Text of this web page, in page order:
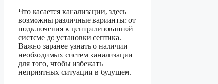
Что касается канализации, здесь
возможны различные варианты: от
подключения к централизованной
системе до установки септика.
Важно заранее узнать о наличии
необходимых систем канализации
для того, чтобы избежать
неприятных ситуаций в будущем.